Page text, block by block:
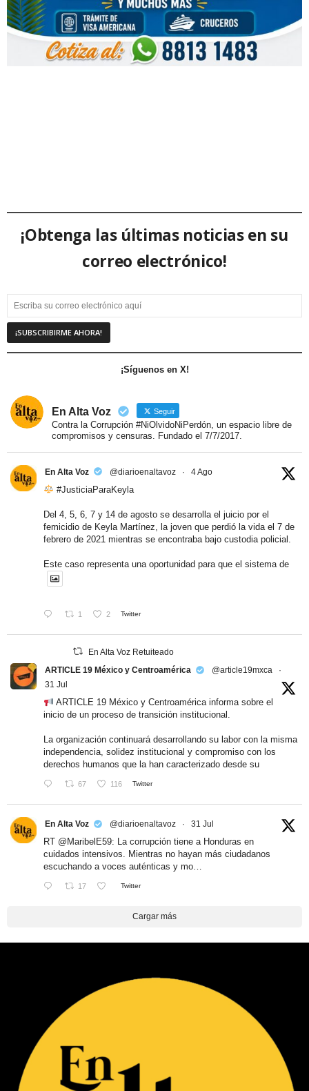
¡Obtenga las últimas noticias en su
correo electrónico!
¡Síguenos en X!
En Alta Voz Seguir
Contra la Corrupción #NiOlvidoNiPerdón, un espacio libre de
compromisos y censuras. Fundado el 7/7/2017.
En Alta Voz @diarioenaltavoz · 4 Ago
#JusticiaParaKeyla
Del 4, 5, 6, 7 y 14 de agosto se desarrolla el juicio por el
femicidio de Keyla Martínez, la joven que perdió la vida el 7 de
febrero de 2021 mientras se encontraba bajo custodia policial.
Este caso representa una oportunidad para que el sistema de
1 2 Twitter
En Alta Voz Retuiteado
ARTICLE 19 México y Centroamérica
@article19mxca
·
31 Jul
ARTICLE 19 México y Centroamérica informa sobre el
inicio de un proceso de transición institucional.
La organización continuará desarrollando su labor con la misma
independencia, solidez institucional y compromiso con los
derechos humanos que la han caracterizado desde su
67 116 Twitter
En Alta Voz @diarioenaltavoz · 31 Jul
RT @MaribelE59: La corrupción tiene a Honduras en
cuidados intensivos. Mientras no hayan más ciudadanos
escuchando a voces auténticas y mo…
17 Twitter
Cargar más